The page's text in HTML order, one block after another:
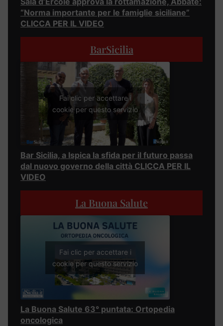
“Norma importante per le famiglie siciliane”
CLICCA PER IL VIDEO
BarSicilia
Fai clic per accettare i
cookie per questo servizio
Bar Sicilia, a Ispica la sfida per il futuro passa
dal nuovo governo della città CLICCA PER IL
VIDEO
La Buona Salute
Fai clic per accettare i
cookie per questo servizio
La Buona Salute 63° puntata: Ortopedia
oncologica